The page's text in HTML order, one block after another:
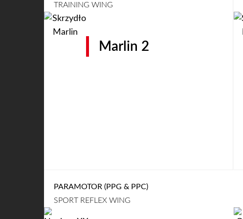
TRAINING WING
Marlin 2
PARAMOTOR (PPG & PPC)
SPORT REFLEX WING